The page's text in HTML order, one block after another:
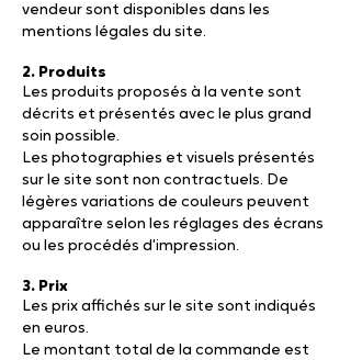
vendeur sont disponibles dans les
mentions légales du site.
2. Produits
Les produits proposés à la vente sont
décrits et présentés avec le plus grand
soin possible.
Les photographies et visuels présentés
sur le site sont non contractuels. De
légères variations de couleurs peuvent
apparaître selon les réglages des écrans
ou les procédés d'impression.
3. Prix
Les prix affichés sur le site sont indiqués
en euros.
Le montant total de la commande est